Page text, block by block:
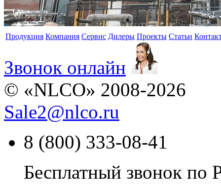
Продукция Компания Сервис Дилеры Проекты Статьи
Звонок онлайн
© «NLCO» 2008-2026
Sale2@nlco.ru
8 (800) 333-08-41
Бесплатный звонок по